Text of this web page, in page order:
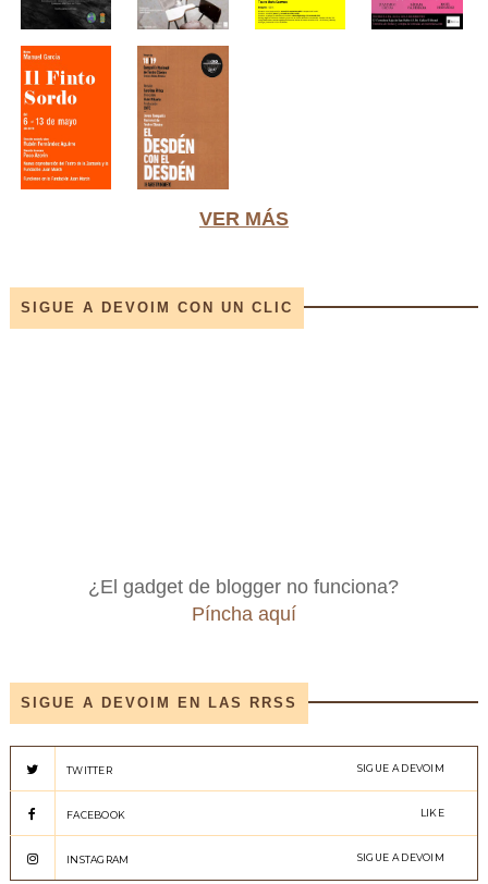
VER MÁS
SIGUE A DEVOIM CON UN CLIC
¿El gadget de blogger no funciona?
Píncha aquí
SIGUE A DEVOIM EN LAS RRSS
TWITTER SIGUE A DEVOIM
FACEBOOK LIKE
INSTAGRAM SIGUE A DEVOIM